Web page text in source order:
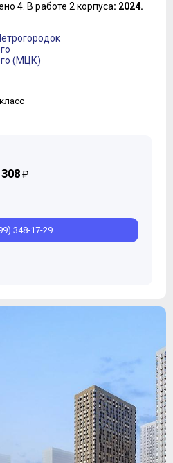
4. В работе 2 корпуса: 2024.
(МЦК)
₽
348-17-29